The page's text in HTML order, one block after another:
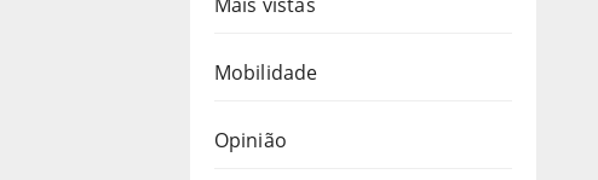
Mobilidade
Opinião